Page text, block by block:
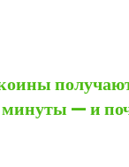
минуты — и